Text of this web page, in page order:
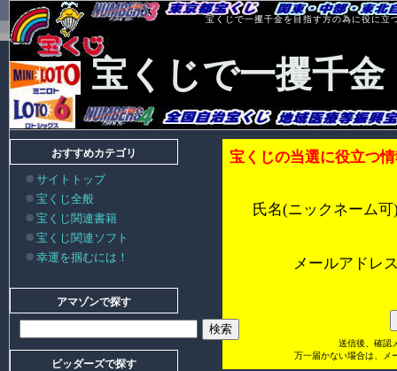
宝くじで一攫千金を目指す方の為に役に立
宝くじで一攫千金
宝くじの当選に役立つ
氏名(ニックネーム可
メールアドレ
送信後、確認
万一届かない場合は、メ
おすすめカテゴリ
サイトトップ
宝くじ全般
宝くじ関連書籍
宝くじ関連ソフト
幸運を掴むには！
アマゾンで探す
ビッダーズで探す